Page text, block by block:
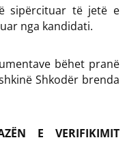
sipërcituar të jetë e
nga kandidati.
bëhet pranë
Shkodër brenda
E VERIFIKIMIT